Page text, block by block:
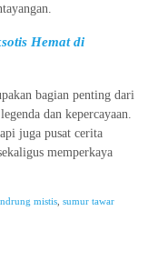
Hemat di
bagian penting dari
dan kepercayaan.
juga pusat cerita
memperkaya
mistis sumur tawar